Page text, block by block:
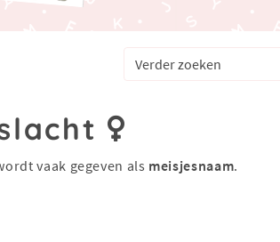
vaak gegeven als meisjesnaam.